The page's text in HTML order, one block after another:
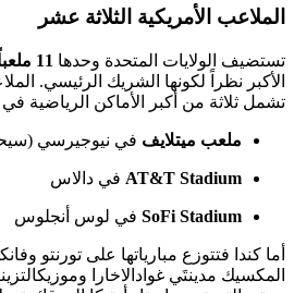
الملاعب الأمريكية الثلاثة عشر
تستضيف الولايات المتحدة وحدها 11 ملعباً
الأكبر نظراً لكونها الشريك الرئيسي.
تشمل ثلاثة من أكبر الأماكن الرياضية في
ملعب ميتلايف في نيوجيرسي
AT&T Stadium في دالاس
SoFi Stadium في لوس أنجلوس
أما كندا فتتوزع مبارياتها على تورنتو
المكسيك مدينتَي غوادالاخارا